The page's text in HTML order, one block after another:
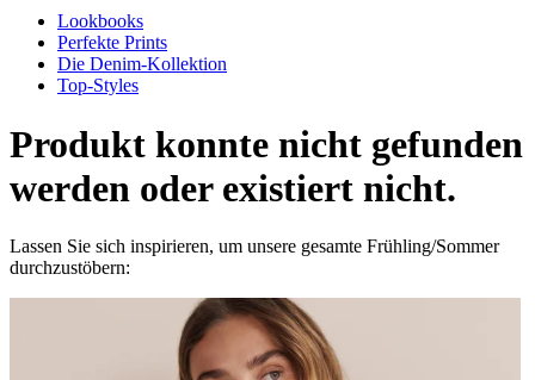
Lookbooks
Perfekte Prints
Die Denim-Kollektion
Top-Styles
Produkt konnte nicht gefunden
werden oder existiert nicht.
Lassen Sie sich inspirieren, um unsere gesamte Frühling/Sommer
durchzustöbern: